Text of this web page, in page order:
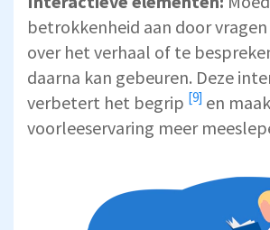
betrokkenheid aan door
over het verhaal of te
daarna kan gebeuren. Deze
verbetert het begrip [9] en
voorleeservaring meer